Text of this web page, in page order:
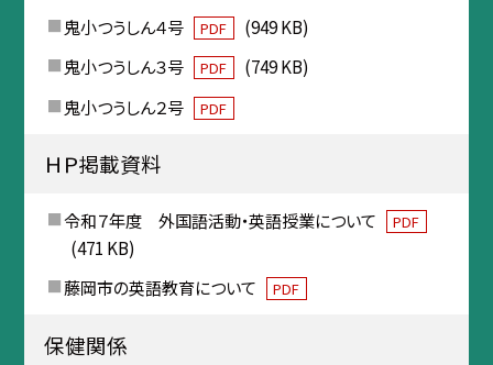
鬼小つうしん４号
PDF
(949 KB)
鬼小つうしん３号
PDF
(749 KB)
鬼小つうしん２号
PDF
ＨＰ掲載資料
令和７年度 外国語活動・英語授業について PDF
(471 KB)
藤岡市の英語教育について
PDF
保健関係